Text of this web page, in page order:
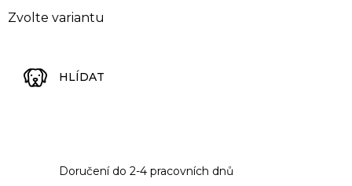
Zvolte variantu
HLÍDAT
Doručení do 2-4 pracovních dnů